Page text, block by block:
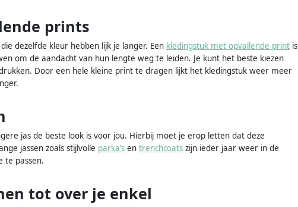
prints
dezelfde kleur hebben lijk je langer. Een kledingstuk met opvallende print is
om de aandacht van hun lengte weg te leiden. Je kunt het beste kiezen
Door een hele kleine print te dragen lijkt het kledingstuk weer meer
jas de beste look is voor jou. Hierbij moet je erop letten dat deze
jassen zoals stijlvolle parka’s en trenchcoats zijn ieder jaar weer in de
te passen.
tot over je enkel